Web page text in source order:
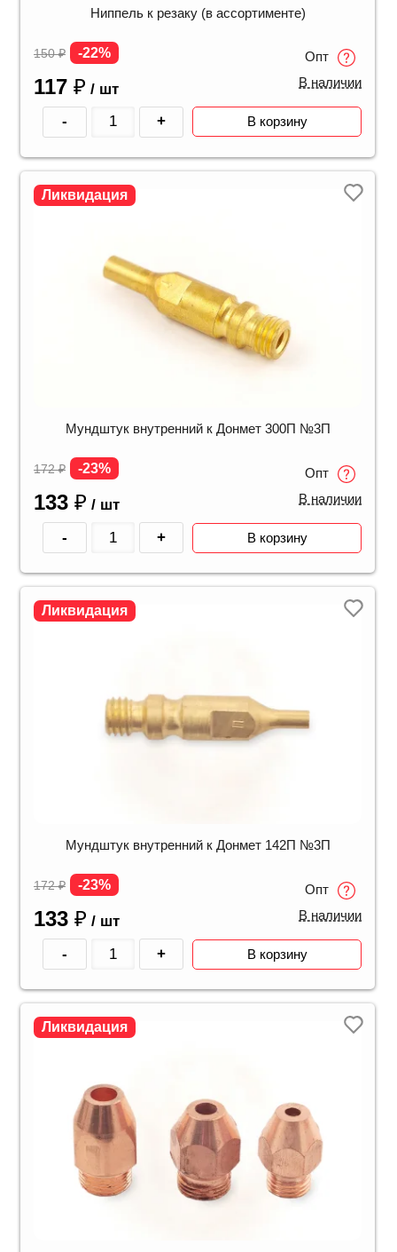
Ниппель к резаку (в ассортименте)
150₽ -22%
117 ₽ / шт
Опт
В наличии
- + В корзину
Ликвидация
Мундштук внутренний к Донмет 300П №3П
172₽ -23%
133 ₽ / шт
Опт
В наличии
- + В корзину
Ликвидация
Мундштук внутренний к Донмет 142П №3П
172₽ -23%
133 ₽ / шт
Опт
В наличии
- + В корзину
Ликвидация